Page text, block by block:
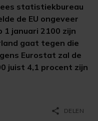
statistiekbureau
de EU ongeveer
1 januari 2100 zijn
gaat tegen die
Eurostat zal de
juist 4,1 procent zijn
share DELEN